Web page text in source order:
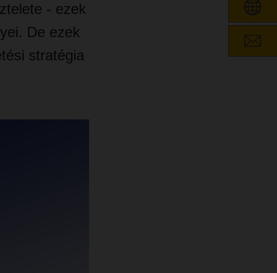
- ezek
De ezek
stratégia